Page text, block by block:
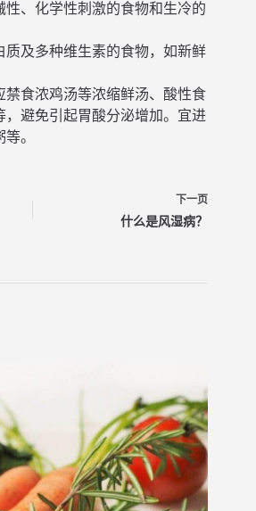
性、化学性刺激的食物和生冷的
质及多种维生素的食物，如新鲜
禁食浓鸡汤等浓缩鲜汤、酸性食
，避免引起胃酸分泌增加。宜进
。
下一页
什么是风湿病？